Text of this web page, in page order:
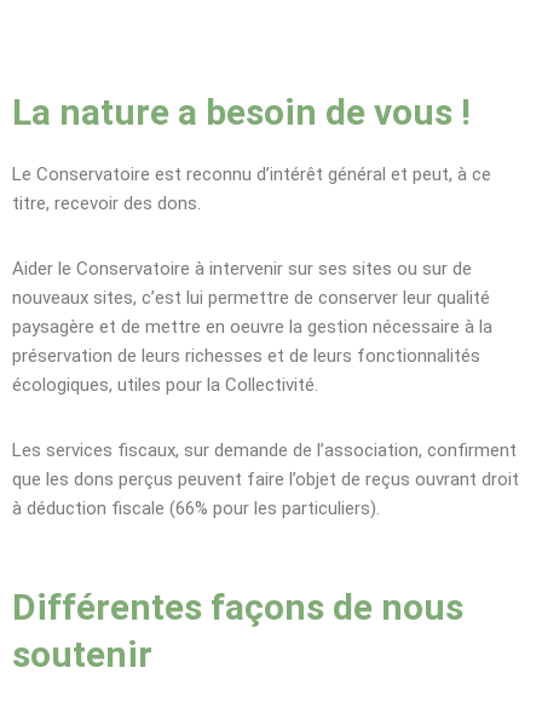
La nature a besoin de vous !
Le Conservatoire est reconnu d’intérêt général et peut, à ce
titre, recevoir des dons.
Aider le Conservatoire à intervenir sur ses sites ou sur de
nouveaux sites, c’est lui permettre de conserver leur qualité
paysagère et de mettre en oeuvre la gestion nécessaire à la
préservation de leurs richesses et de leurs fonctionnalités
écologiques, utiles pour la Collectivité.
Les services fiscaux, sur demande de l’association, confirment
que les dons perçus peuvent faire l’objet de reçus ouvrant droit
à déduction fiscale (66% pour les particuliers).
Différentes façons de nous
soutenir